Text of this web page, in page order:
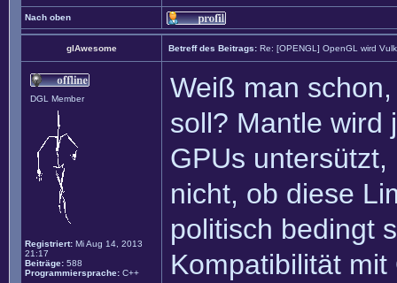
Nach oben
glAwesome Betreff des Beitrags: Re: [OPENGL] OpenGL wird
DGL Member
Registriert: Mi Aug 14, 2013
21:17
Beiträge: 588
Programmiersprache: C++
Weiß man
soll? Mantle wird
GPUs
nicht, ob diese
politisch bedingt
Kompatibilität